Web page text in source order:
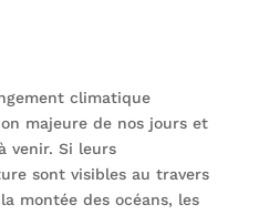
climatique
majeure de nos jours et
venir. Si leurs
sont visibles au travers
montée des océans, les